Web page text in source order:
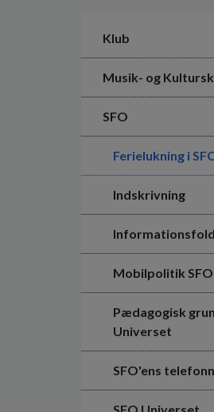
Klub
Musik- og
SFO
Ferielukning i
Indskrivning
Mobilpolitik SFO
Pædagogisk
Universet
SFO'ens